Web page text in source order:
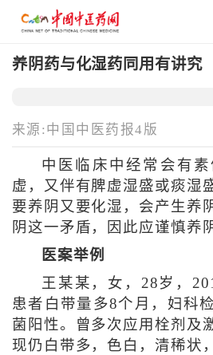
养阴药与化湿药同用有讲究
来源:中国中医药报4版
中医临床中经常会有
虚，又伴有脾虚湿盛或痰湿
要养阴又要化湿，会产生养
阴这一矛盾，因此应谨慎养
医案举例
王某某，女，28岁，
患者白带量多8个月，妇科
菌阳性。曾多次应用栓剂及
现仍白带多，色白，清稀状